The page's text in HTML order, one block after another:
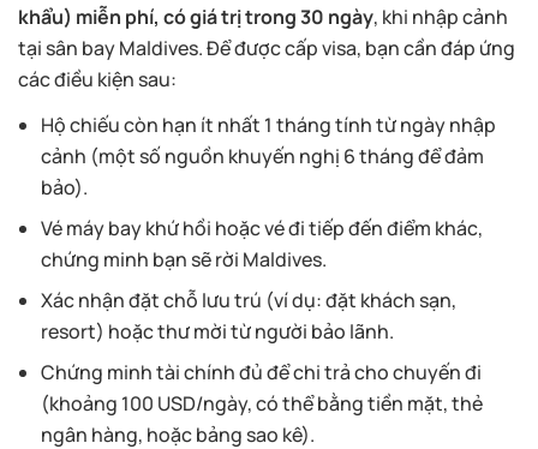
khẩu) miễn phí, có giá trị trong 30 ngày, khi nhập cảnh
tại sân bay Maldives. Để được cấp visa, bạn cần đáp ứng
các điều kiện sau:
Hộ chiếu còn hạn ít nhất 1 tháng tính từ ngày nhập
cảnh (một số nguồn khuyến nghị 6 tháng để đảm
bảo).
Vé máy bay khứ hồi hoặc vé đi tiếp đến điểm khác,
chứng minh bạn sẽ rời Maldives.
Xác nhận đặt chỗ lưu trú (ví dụ: đặt khách sạn,
resort) hoặc thư mời từ người bảo lãnh.
Chứng minh tài chính đủ để chi trả cho chuyến đi
(khoảng 100 USD/ngày, có thể bằng tiền mặt, thẻ
ngân hàng, hoặc bảng sao kê).